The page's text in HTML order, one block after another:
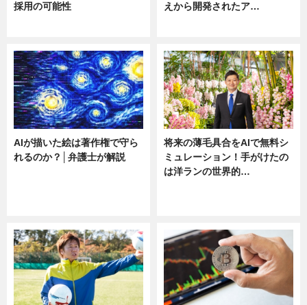
採用の可能性
えから開発されたア…
AIが描いた絵は著作権で守ら
れるのか？│弁護士が解説
将来の薄毛具合をAIで無料シ
ミュレーション！手がけたの
は洋ランの世界的…